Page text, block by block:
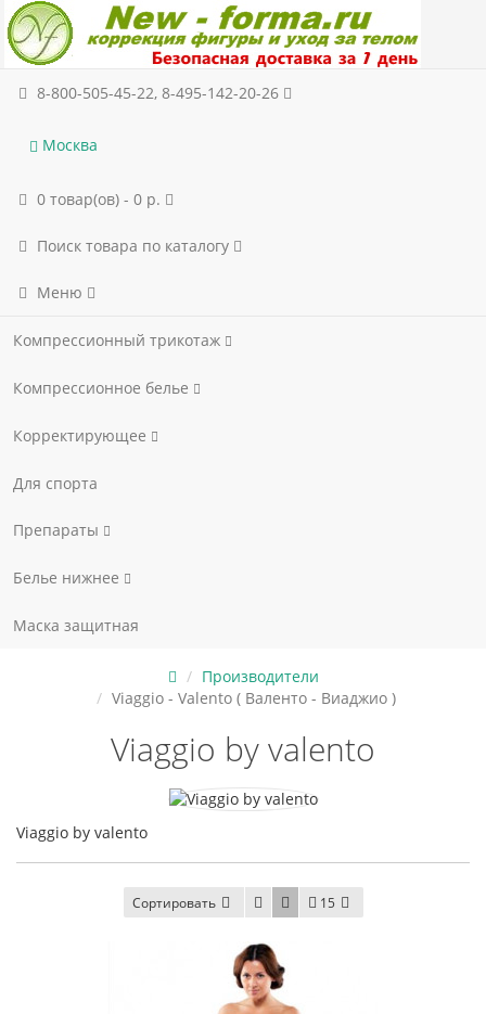
8-800-505-45-22, 8-495-142-20-26
Москва
0 товар(ов) - 0 р.
Поиск товара по каталогу
Меню
Компрессионный трикотаж
Компрессионное белье
Корректирующее
Для спорта
Препараты
Белье нижнее
Маска защитная
Производители
Viaggio - Valento ( Валенто - Виаджио )
Viaggio by valento
Viaggio by valento
Сортировать 15